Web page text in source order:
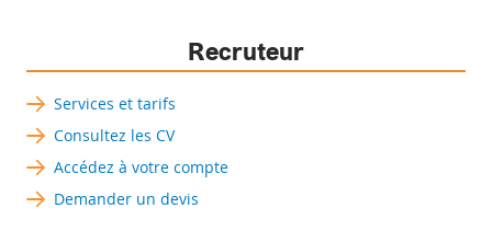
Recruteur
Services et tarifs
Consultez les CV
Accédez à votre compte
Demander un devis